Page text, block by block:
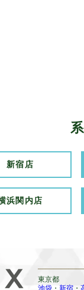
新宿店
浜関内店
東京都